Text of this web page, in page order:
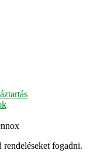
rendeléseket fogadni.